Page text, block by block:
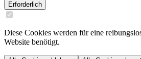
Erforderlich
Diese Cookies werden für eine
Website benötigt.